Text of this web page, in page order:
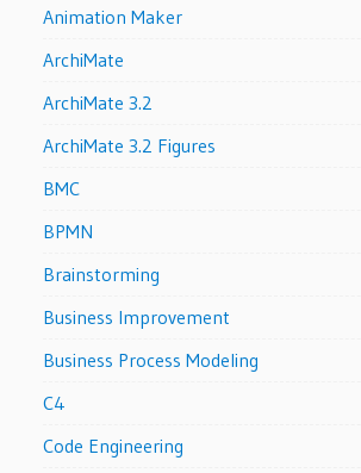
Animation Maker
ArchiMate
ArchiMate 3.2
ArchiMate 3.2 Figures
BMC
BPMN
Brainstorming
Business Improvement
Business Process Modeling
C4
Code Engineering